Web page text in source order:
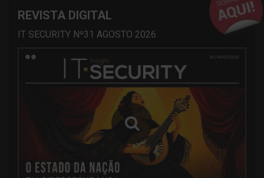
REVISTA DIGITAL
IT SECURITY Nº31 AGOSTO 2026